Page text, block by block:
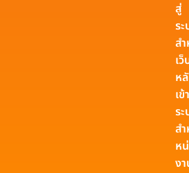
สู่
ร
ส
เ
ห
เข้
ร
ส
ห
ง